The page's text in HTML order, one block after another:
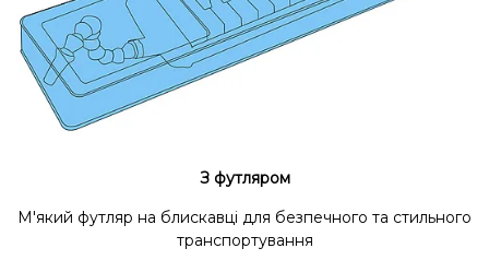
З футляром
М'який футляр на блискавці для безпечного та стильного
транспортування